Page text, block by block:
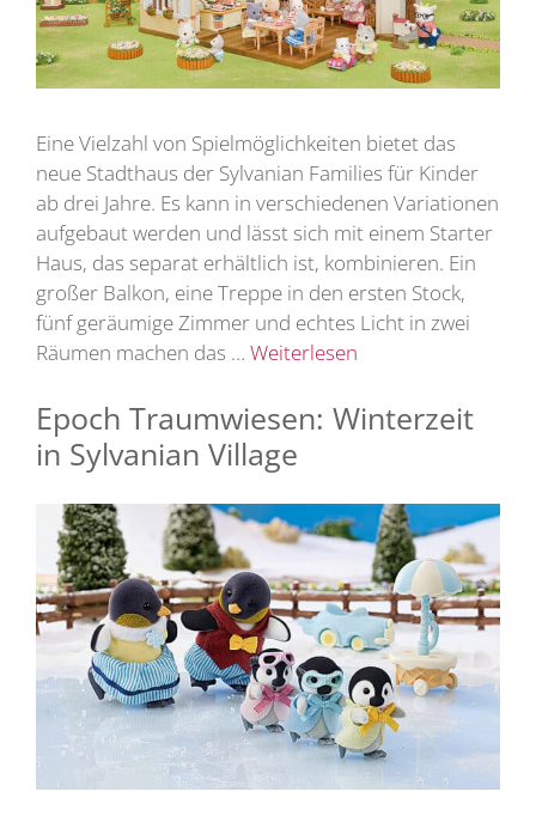
Eine Vielzahl von Spielmöglichkeiten bietet das
neue Stadthaus der Sylvanian Families für Kinder
ab drei Jahre. Es kann in verschiedenen Variationen
aufgebaut werden und lässt sich mit einem Starter
Haus, das separat erhältlich ist, kombinieren. Ein
großer Balkon, eine Treppe in den ersten Stock,
fünf geräumige Zimmer und echtes Licht in zwei
Räumen machen das … Weiterlesen
Epoch Traumwiesen: Winterzeit
in Sylvanian Village